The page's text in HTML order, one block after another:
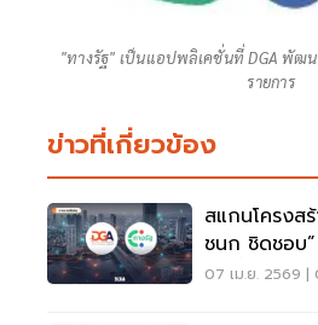
"ทางรัฐ" เป็นแอปพลิเคชั่นที่ DGA พัฒน
รายการ
ข่าวที่เกี่ยวข้อง
สแกนโครงส
ชนก ชิดชอบ
เก่าตั้งเป้า “รี
07 เม.ย. 2569 |